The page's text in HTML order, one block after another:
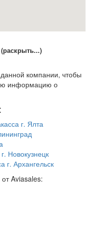
компании, чтобы
информацию о
г. Ялта
Новокузнецк
г. Архангельск
Aviasales: